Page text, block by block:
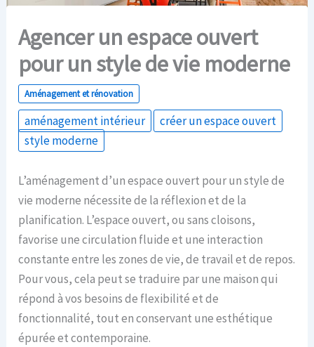
Agencer un espace ouvert
pour un style de vie moderne
Aménagement et rénovation
aménagement intérieur
créer un espace ouvert
style moderne
L’aménagement d’un espace ouvert pour un style de
vie moderne nécessite de la réflexion et de la
planification. L’espace ouvert, ou sans cloisons,
favorise une circulation fluide et une interaction
constante entre les zones de vie, de travail et de repos.
Pour vous, cela peut se traduire par une maison qui
répond à vos besoins de flexibilité et de
fonctionnalité, tout en conservant une esthétique
épurée et contemporaine.